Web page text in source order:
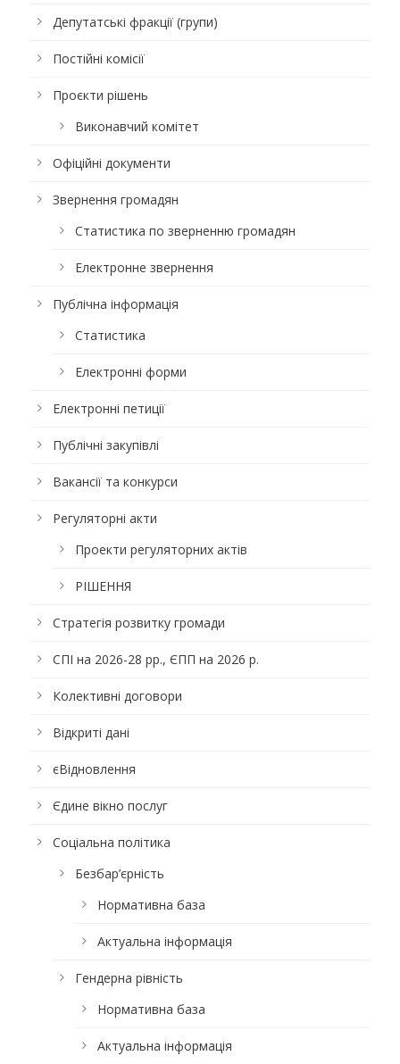
Депутатські фракції (групи)
Постійні комісії
Проєкти рішень
Виконавчий комітет
Офіційні документи
Звернення громадян
Статистика по зверненню громадян
Електронне звернення
Публічна інформація
Статистика
Електронні форми
Електронні петиції
Публічні закупівлі
Вакансії та конкурси
Регуляторні акти
Проекти регуляторних актів
РІШЕННЯ
Стратегія розвитку громади
СПІ на 2026-28 рр., ЄПП на 2026 р.
Колективні договори
Відкриті дані
єВідновлення
Єдине вікно послуг
Соціальна політика
Безбар’єрність
Нормативна база
Актуальна інформація
Гендерна рівність
Нормативна база
Актуальна інформація